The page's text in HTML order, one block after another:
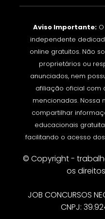
Aviso Importante:
independente
online gratuitos. Não
proprietários ou
anunciados, nem
afiliação oficial com
mencionadas. Nossa
compartilhar
educacionais
facilitando o acesso
© Copyright -
os
JOB CONCURSOS
CNPJ: